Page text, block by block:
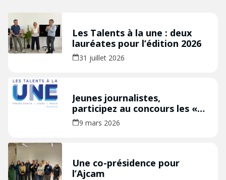
Les Talents à la une : deux
lauréates pour l’édition 2026
31 juillet 2026
Jeunes journalistes,
participez au concours les «
Talents à la Une » édition
2026 !
9 mars 2026
Une co-présidence pour
l’Ajcam